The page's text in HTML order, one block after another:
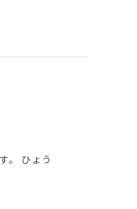
。 ひょう